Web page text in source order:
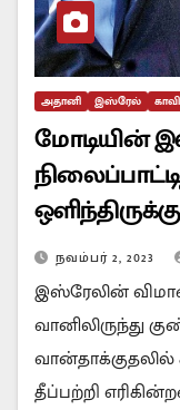
அதானி இஸ்ரேல்
மோடியின்
நவம்பர் 2, 2023
இஸ்ரேலின்
வானிலிருந்து
வான்தாக்குதலில்
தீப்பற்றி